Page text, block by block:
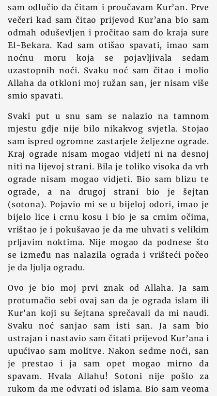
sam odlučio da čitam i proučavam Kur’an. Prve
večeri kad sam čitao prijevod Kur’ana bio sam
odmah oduševljen i pročitao sam do kraja sure
El-Bekara. Kad sam otišao spavati, imao sam
noćnu moru koja se pojavljivala sedam
uzastopnih noći. Svaku noć sam čitao i molio
Allaha da otkloni moj ružan san, jer nisam više
smio spavati.
Svaki put u snu sam se nalazio na tamnom
mjestu gdje nije bilo nikakvog svjetla. Stojao
sam ispred ogromne zastarjele željezne ograde.
Kraj ograde nisam mogao vidjeti ni na desnoj
niti na lijevoj strani. Bila je toliko visoka da vrh
ograde nisam mogao vidjeti. Bio sam blizu te
ograde, a na drugoj strani bio je šejtan
(sotona). Pojavio mi se u bijeloj odori, imao je
bijelo lice i crnu kosu i bio je sa crnim očima,
vrištao je i pokušavao je da me uhvati s velikim
prljavim noktima. Nije mogao da podnese što
se između nas nalazila ograda i vrišteći počeo
je da ljulja ogradu.
Ovo je bio moj prvi znak od Allaha. Ja sam
protumačio sebi ovaj san da je ograda islam ili
Kur’an koji su šejtana sprečavali da mi naudi.
Svaku noć sanjao sam isti san. Ja sam bio
ustrajan i nastavio sam čitati prijevod Kur’ana i
upućivao sam molitve. Nakon sedme noći, san
je prestao i ja sam opet mogao mirno da
spavam. Hvala Allahu! Sotoni nije pošlo za
rukom da me odvrati od islama. Bio sam veoma